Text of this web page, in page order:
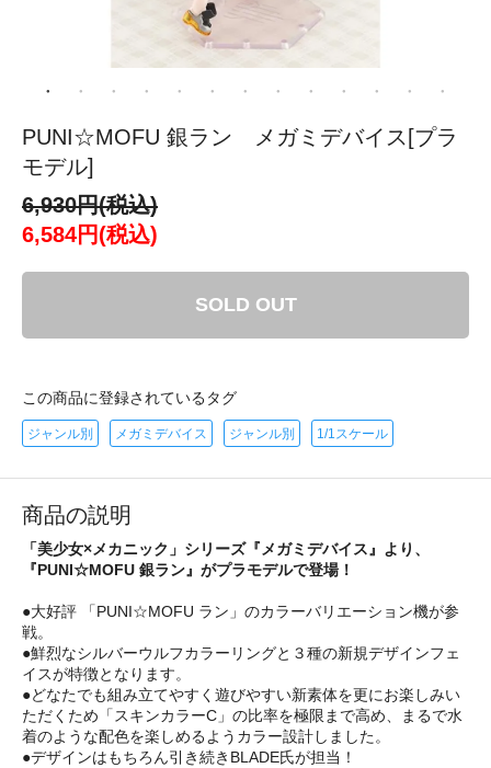
PUNI☆MOFU 銀ラン メガミデバイス[プラ
モデル]
6,930円(税込)
6,584円(税込)
SOLD OUT
この商品に登録されているタグ
ジャンル別 メガミデバイス ジャンル別 1/1スケール
商品の説明
「美少女×メカニック」シリーズ『メガミデバイス』より、
『PUNI☆MOFU 銀ラン』がプラモデルで登場！
●大好評 「PUNI☆MOFU ラン」のカラーバリエーション機が参
戦。
●鮮烈なシルバーウルフカラーリングと３種の新規デザインフェ
イスが特徴となります。
●どなたでも組み立てやすく遊びやすい新素体を更にお楽しみい
ただくため「スキンカラーC」の比率を極限まで高め、まるで水
着のような配色を楽しめるようカラー設計しました。
●デザインはもちろん引き続きBLADE氏が担当！